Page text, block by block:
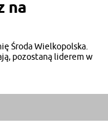
na
Środa Wielkopolska.
pozostaną liderem w